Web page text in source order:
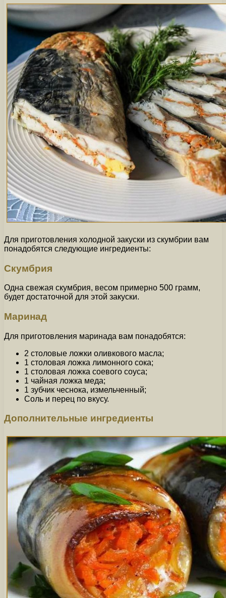
Для приготовления холодной закуски из скумбрии вам
понадобятся следующие ингредиенты:
Скумбрия
Одна свежая скумбрия, весом примерно 500 грамм,
будет достаточной для этой закуски.
Маринад
Для приготовления маринада вам понадобятся:
2 столовые ложки оливкового масла;
1 столовая ложка лимонного сока;
1 столовая ложка соевого соуса;
1 чайная ложка меда;
1 зубчик чеснока, измельченный;
Соль и перец по вкусу.
Дополнительные ингредиенты